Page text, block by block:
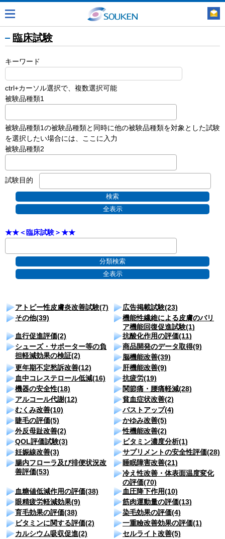
臨床試験
キーワード
ctrl+カーソル選択で、複数選択可能
被験品種類1
被験品種類1の被験品種類と同時に他の被験品種類を対象とした試験
を選択したい場合には、ここに入力
被験品種類2
試験目的
★★＜臨床試験＞★★
アトピー性皮膚炎改善試験(7)
広告掲載試験(23)
その他(39)
機能性繊維による皮膚のバリ
ア機能回復促進試験(1)
血行促進評価(2)
抗酸化作用の評価(11)
シューズ・サポーター等の負
担軽減効果の検証(2)
商品開発のデータ取得(9)
脳機能改善(39)
更年期不定愁訴改善(12)
肝機能改善(9)
血中コレステロール低減(16)
抗疲労(19)
機器の安全性(18)
関節痛・腰痛軽減(28)
アルコール代謝(12)
貧血症状改善(2)
むくみ改善(10)
バストアップ(4)
睫毛の評価(5)
かゆみ改善(5)
外反母趾改善(2)
性機能改善(2)
QOL評価試験(3)
ビタミン濃度分析(1)
妊娠線改善(3)
サプリメントの安全性評価(28)
腸内フローラ及び排便状況改
善評価(53)
睡眠障害改善(21)
冷え性改善・体表面温度変化
の評価(70)
血糖値低減作用の評価(38)
血圧降下作用(10)
眼精疲労軽減効果(9)
筋肉運動量の評価(13)
育毛効果の評価(38)
染毛効果の評価(4)
ビタミンに関する評価(2)
一重瞼改善効果の評価(1)
カルシウム吸収促進(2)
セルライト改善(5)